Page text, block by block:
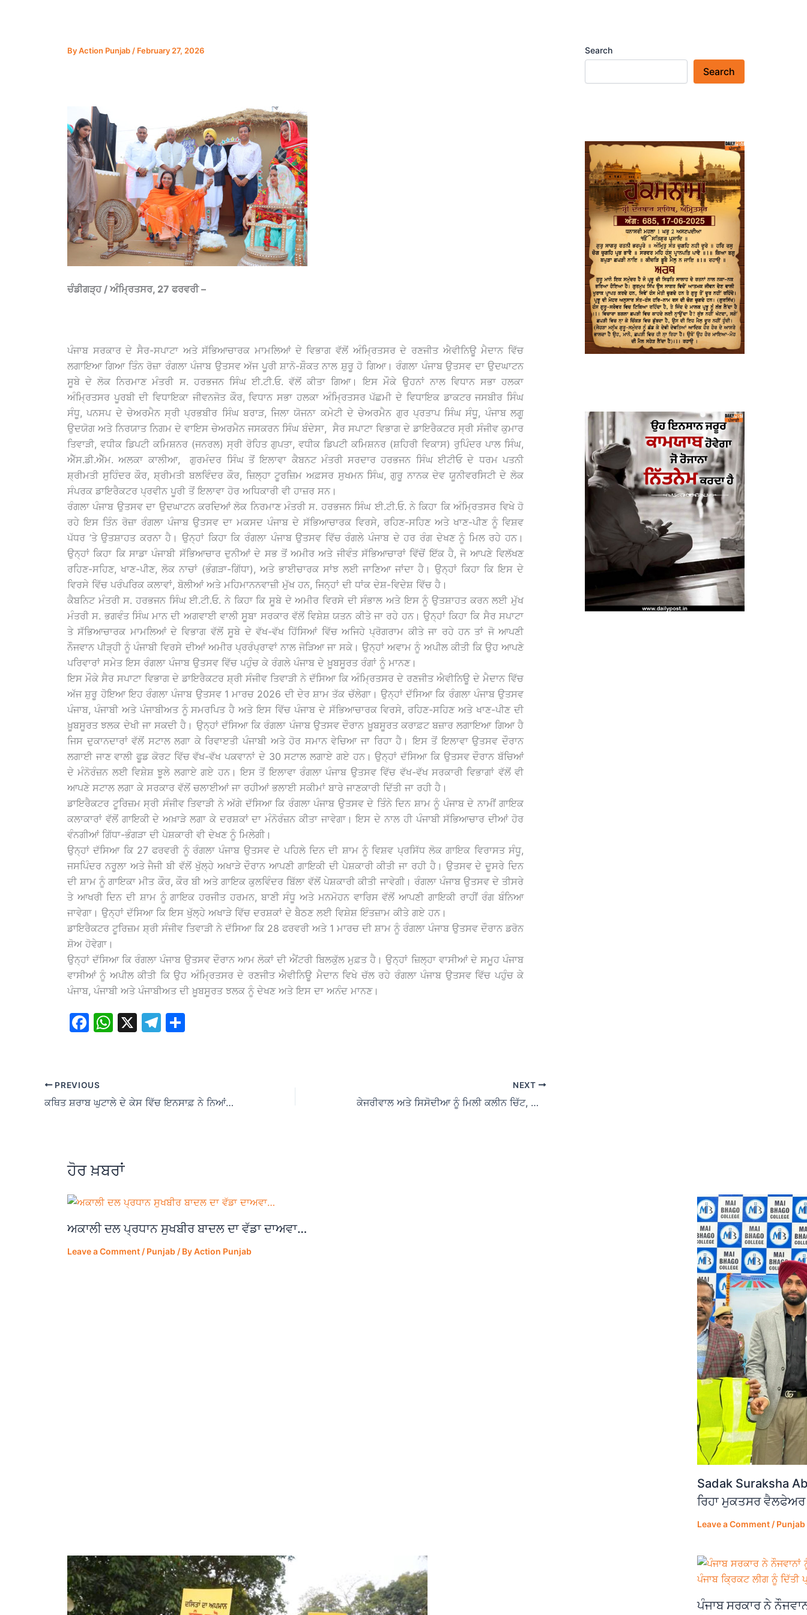
ByAction Punjab / February 27, 2026
ਚੰਡੀਗੜ੍ਹ / ਅੰਮ੍ਰਿਤਸਰ, 27 ਫਰਵਰੀ –
ਪੰਜਾਬ ਸਰਕਾਰ ਦੇ ਸੈਰ-ਸਪਾਟਾ ਅਤੇ ਸੱਭਿਆਚਾਰਕ ਮਾਮਲਿਆਂ ਦੇ ਵਿਭਾਗ ਵੱਲੋਂ ਅੰਮ੍ਰਿਤਸਰ ਦੇ ਰਣਜੀਤ ਐਵੀਨਿਊ ਮੈਦਾਨ ਵਿੱਚ
ਲਗਾਇਆ ਗਿਆ ਤਿੰਨ ਰੋਜ਼ਾ ਰੰਗਲਾ ਪੰਜਾਬ ਉਤਸਵ ਅੱਜ ਪੂਰੀ ਸ਼ਾਨੋ-ਸ਼ੌਕਤ ਨਾਲ ਸ਼ੁਰੂ ਹੋ ਗਿਆ। ਰੰਗਲਾ ਪੰਜਾਬ ਉਤਸਵ ਦਾ ਉਦਘਾਟਨ
ਸੂਬੇ ਦੇ ਲੋਕ ਨਿਰਮਾਣ ਮੰਤਰੀ ਸ. ਹਰਭਜਨ ਸਿੰਘ ਈ.ਟੀ.ਓ. ਵੱਲੋਂ ਕੀਤਾ ਗਿਆ। ਇਸ ਮੌਕੇ ਉਹਨਾਂ ਨਾਲ ਵਿਧਾਨ ਸਭਾ ਹਲਕਾ
ਅੰਮ੍ਰਿਤਸਰ ਪੂਰਬੀ ਦੀ ਵਿਧਾਇਕਾ ਜੀਵਨਜੋਤ ਕੌਰ, ਵਿਧਾਨ ਸਭਾ ਹਲਕਾ ਅੰਮ੍ਰਿਤਸਰ ਪੱਛਮੀ ਦੇ ਵਿਧਾਇਕ ਡਾਕਟਰ ਜਸਬੀਰ ਸਿੰਘ
ਸੰਧੂ, ਪਨਸਪ ਦੇ ਚੇਅਰਮੈਨ ਸ੍ਰੀ ਪ੍ਰਭਬੀਰ ਸਿੰਘ ਬਰਾੜ, ਜਿਲਾ ਯੋਜਨਾ ਕਮੇਟੀ ਦੇ ਚੇਅਰਮੈਨ ਗੁਰ ਪ੍ਰਤਾਪ ਸਿੰਘ ਸੰਧੂ, ਪੰਜਾਬ ਲਗੂ
ਉਦਯੋਗ ਅਤੇ ਨਿਰਯਾਤ ਨਿਗਮ ਦੇ ਵਾਇਸ ਚੇਅਰਮੈਨ ਜਸਕਰਨ ਸਿੰਘ ਬੰਦੇਸਾ, ਸੈਰ ਸਪਾਟਾ ਵਿਭਾਗ ਦੇ ਡਾਇਰੈਕਟਰ ਸ੍ਰੀ ਸੰਜੀਵ ਕੁਮਾਰ
ਤਿਵਾੜੀ, ਵਧੀਕ ਡਿਪਟੀ ਕਮਿਸ਼ਨਰ (ਜਨਰਲ) ਸ੍ਰੀ ਰੋਹਿਤ ਗੁਪਤਾ, ਵਧੀਕ ਡਿਪਟੀ ਕਮਿਸ਼ਨਰ (ਸ਼ਹਿਰੀ ਵਿਕਾਸ) ਰੁਪਿੰਦਰ ਪਾਲ ਸਿੰਘ,
ਐੱਸ.ਡੀ.ਐੱਮ. ਅਲਕਾ ਕਾਲੀਆ, ਗੁਰਮੰਦਰ ਸਿੰਘ ਤੋਂ ਇਲਾਵਾ ਕੈਬਨਟ ਮੰਤਰੀ ਸਰਦਾਰ ਹਰਭਜਨ ਸਿੰਘ ਈਟੀਓ ਦੇ ਧਰਮ ਪਤਨੀ
ਸ਼੍ਰੀਮਤੀ ਸੁਹਿੰਦਰ ਕੌਰ, ਸ਼੍ਰੀਮਤੀ ਬਲਵਿੰਦਰ ਕੌਰ, ਜ਼ਿਲ੍ਹਾ ਟੂਰਜ਼ਿਮ ਅਫ਼ਸਰ ਸੁਖਮਨ ਸਿੰਘ, ਗੁਰੂ ਨਾਨਕ ਦੇਵ ਯੂਨੀਵਰਸਿਟੀ ਦੇ ਲੋਕ
ਸੰਪਰਕ ਡਾਇਰੈਕਟਰ ਪ੍ਰਵੀਨ ਪੂਰੀ ਤੋਂ ਇਲਾਵਾ ਹੋਰ ਅਧਿਕਾਰੀ ਵੀ ਹਾਜ਼ਰ ਸਨ।
ਰੰਗਲਾ ਪੰਜਾਬ ਉਤਸਵ ਦਾ ਉਦਘਾਟਨ ਕਰਦਿਆਂ ਲੋਕ ਨਿਰਮਾਣ ਮੰਤਰੀ ਸ. ਹਰਭਜਨ ਸਿੰਘ ਈ.ਟੀ.ਓ. ਨੇ ਕਿਹਾ ਕਿ ਅੰਮ੍ਰਿਤਸਰ ਵਿਖੇ ਹੋ
ਰਹੇ ਇਸ ਤਿੰਨ ਰੋਜ਼ਾ ਰੰਗਲਾ ਪੰਜਾਬ ਉਤਸਵ ਦਾ ਮਕਸਦ ਪੰਜਾਬ ਦੇ ਸੱਭਿਆਚਾਰਕ ਵਿਰਸੇ, ਰਹਿਣ-ਸਹਿਣ ਅਤੇ ਖਾਣ-ਪੀਣ ਨੂੰ ਵਿਸ਼ਵ
ਪੱਧਰ ’ਤੇ ਉਤਸ਼ਾਹਤ ਕਰਨਾ ਹੈ। ਉਨ੍ਹਾਂ ਕਿਹਾ ਕਿ ਰੰਗਲਾ ਪੰਜਾਬ ਉਤਸਵ ਵਿੱਚ ਰੰਗਲੇ ਪੰਜਾਬ ਦੇ ਹਰ ਰੰਗ ਦੇਖਣ ਨੂੰ ਮਿਲ ਰਹੇ ਹਨ।
ਉਨ੍ਹਾਂ ਕਿਹਾ ਕਿ ਸਾਡਾ ਪੰਜਾਬੀ ਸੱਭਿਆਚਾਰ ਦੁਨੀਆਂ ਦੇ ਸਭ ਤੋਂ ਅਮੀਰ ਅਤੇ ਜੀਵੰਤ ਸੱਭਿਆਚਾਰਾਂ ਵਿੱਚੋਂ ਇੱਕ ਹੈ, ਜੋ ਆਪਣੇ ਵਿਲੱਖਣ
ਰਹਿਣ-ਸਹਿਣ, ਖਾਣ-ਪੀਣ, ਲੋਕ ਨਾਚਾਂ (ਭੰਗੜਾ-ਗਿੱਧਾ), ਅਤੇ ਭਾਈਚਾਰਕ ਸਾਂਝ ਲਈ ਜਾਣਿਆ ਜਾਂਦਾ ਹੈ। ਉਨ੍ਹਾਂ ਕਿਹਾ ਕਿ ਇਸ ਦੇ
ਵਿਰਸੇ ਵਿੱਚ ਪਰੰਪਰਿਕ ਕਲਾਵਾਂ, ਬੋਲੀਆਂ ਅਤੇ ਮਹਿਮਾਨਨਵਾਜ਼ੀ ਮੁੱਖ ਹਨ, ਜਿਨ੍ਹਾਂ ਦੀ ਧਾਂਕ ਦੇਸ਼-ਵਿਦੇਸ਼ ਵਿੱਚ ਹੈ।
ਕੈਬਨਿਟ ਮੰਤਰੀ ਸ. ਹਰਭਜਨ ਸਿੰਘ ਈ.ਟੀ.ਓ. ਨੇ ਕਿਹਾ ਕਿ ਸੂਬੇ ਦੇ ਅਮੀਰ ਵਿਰਸੇ ਦੀ ਸੰਭਾਲ ਅਤੇ ਇਸ ਨੂੰ ਉਤਸ਼ਾਹਤ ਕਰਨ ਲਈ ਮੁੱਖ
ਮੰਤਰੀ ਸ. ਭਗਵੰਤ ਸਿੰਘ ਮਾਨ ਦੀ ਅਗਵਾਈ ਵਾਲੀ ਸੂਬਾ ਸਰਕਾਰ ਵੱਲੋਂ ਵਿਸ਼ੇਸ਼ ਯਤਨ ਕੀਤੇ ਜਾ ਰਹੇ ਹਨ। ਉਨ੍ਹਾਂ ਕਿਹਾ ਕਿ ਸੈਰ ਸਪਾਟਾ
ਤੇ ਸੱਭਿਆਚਾਰਕ ਮਾਮਲਿਆਂ ਦੇ ਵਿਭਾਗ ਵੱਲੋਂ ਸੂਬੇ ਦੇ ਵੱਖ-ਵੱਖ ਹਿੱਸਿਆਂ ਵਿੱਚ ਅਜਿਹੇ ਪ੍ਰੋਗਰਾਮ ਕੀਤੇ ਜਾ ਰਹੇ ਹਨ ਤਾਂ ਜੋ ਆਪਣੀ
ਨੌਜਵਾਨ ਪੀੜ੍ਹੀ ਨੂੰ ਪੰਜਾਬੀ ਵਿਰਸੇ ਦੀਆਂ ਅਮੀਰ ਪ੍ਰਰੰਪ੍ਰਾਵਾਂ ਨਾਲ ਜੋੜਿਆ ਜਾ ਸਕੇ। ਉਨ੍ਹਾਂ ਅਵਾਮ ਨੂੰ ਅਪੀਲ ਕੀਤੀ ਕਿ ਉਹ ਆਪਣੇ
ਪਰਿਵਾਰਾਂ ਸਮੇਤ ਇਸ ਰੰਗਲਾ ਪੰਜਾਬ ਉਤਸਵ ਵਿੱਚ ਪਹੁੰਚ ਕੇ ਰੰਗਲੇ ਪੰਜਾਬ ਦੇ ਖ਼ੂਬਸੂਰਤ ਰੰਗਾਂ ਨੂੰ ਮਾਨਣ।
ਇਸ ਮੌਕੇ ਸੈਰ ਸਪਾਟਾ ਵਿਭਾਗ ਦੇ ਡਾਇਰੈਕਟਰ ਸ਼੍ਰੀ ਸੰਜੀਵ ਤਿਵਾੜੀ ਨੇ ਦੱਸਿਆ ਕਿ ਅੰਮ੍ਰਿਤਸਰ ਦੇ ਰਣਜੀਤ ਐਵੀਨਿਊ ਦੇ ਮੈਦਾਨ ਵਿੱਚ
ਅੱਜ ਸ਼ੁਰੂ ਹੋਇਆ ਇਹ ਰੰਗਲਾ ਪੰਜਾਬ ਉਤਸਵ 1 ਮਾਰਚ 2026 ਦੀ ਦੇਰ ਸ਼ਾਮ ਤੱਕ ਚੱਲੇਗਾ। ਉਨ੍ਹਾਂ ਦੱਸਿਆ ਕਿ ਰੰਗਲਾ ਪੰਜਾਬ ਉਤਸਵ
ਪੰਜਾਬ, ਪੰਜਾਬੀ ਅਤੇ ਪੰਜਾਬੀਅਤ ਨੂੰ ਸਮਰਪਿਤ ਹੈ ਅਤੇ ਇਸ ਵਿੱਚ ਪੰਜਾਬ ਦੇ ਸੱਭਿਆਚਾਰਕ ਵਿਰਸੇ, ਰਹਿਣ-ਸਹਿਣ ਅਤੇ ਖਾਣ-ਪੀਣ ਦੀ
ਖ਼ੂਬਸੂਰਤ ਝਲਕ ਦੇਖੀ ਜਾ ਸਕਦੀ ਹੈ। ਉਨ੍ਹਾਂ ਦੱਸਿਆ ਕਿ ਰੰਗਲਾ ਪੰਜਾਬ ਉਤਸਵ ਦੌਰਾਨ ਖ਼ੂਬਸੂਰਤ ਕਰਾਫ਼ਟ ਬਜ਼ਾਰ ਲਗਾਇਆ ਗਿਆ ਹੈ
ਜਿਸ ਦੁਕਾਨਦਾਰਾਂ ਵੱਲੋਂ ਸਟਾਲ ਲਗਾ ਕੇ ਰਿਵਾੲਤੀ ਪੰਜਾਬੀ ਅਤੇ ਹੋਰ ਸਮਾਨ ਵੇਚਿਆ ਜਾ ਰਿਹਾ ਹੈ। ਇਸ ਤੋਂ ਇਲਾਵਾ ਉਤਸਵ ਦੌਰਾਨ
ਲਗਾਈ ਜਾਣ ਵਾਲੀ ਫੂਡ ਕੋਰਟ ਵਿੱਚ ਵੱਖ-ਵੱਖ ਪਕਵਾਨਾਂ ਦੇ 30 ਸਟਾਲ ਲਗਾਏ ਗਏ ਹਨ। ਉਨ੍ਹਾਂ ਦੱਸਿਆ ਕਿ ਉਤਸਵ ਦੌਰਾਨ ਬੱਚਿਆਂ
ਦੇ ਮੰਨੋਰੰਜ਼ਨ ਲਈ ਵਿਸ਼ੇਸ਼ ਝੂਲੇ ਲਗਾਏ ਗਏ ਹਨ। ਇਸ ਤੋਂ ਇਲਾਵਾ ਰੰਗਲਾ ਪੰਜਾਬ ਉਤਸਵ ਵਿੱਚ ਵੱਖ-ਵੱਖ ਸਰਕਾਰੀ ਵਿਭਾਗਾਂ ਵੱਲੋਂ ਵੀ
ਆਪਣੇ ਸਟਾਲ ਲਗਾ ਕੇ ਸਰਕਾਰ ਵੱਲੋਂ ਚਲਾਈਆਂ ਜਾ ਰਹੀਆਂ ਭਲਾਈ ਸਕੀਮਾਂ ਬਾਰੇ ਜਾਣਕਾਰੀ ਦਿੱਤੀ ਜਾ ਰਹੀ ਹੈ।
ਡਾਇਰੈਕਟਰ ਟੂਰਿਜ਼ਮ ਸ੍ਰੀ ਸੰਜੀਵ ਤਿਵਾੜੀ ਨੇ ਅੱਗੇ ਦੱਸਿਆ ਕਿ ਰੰਗਲਾ ਪੰਜਾਬ ਉਤਸਵ ਦੇ ਤਿੰਨੇ ਦਿਨ ਸ਼ਾਮ ਨੂੰ ਪੰਜਾਬ ਦੇ ਨਾਮੀਂ ਗਾਇਕ
ਕਲਾਕਾਰਾਂ ਵੱਲੋਂ ਗਾਇਕੀ ਦੇ ਅਖ਼ਾੜੇ ਲਗਾ ਕੇ ਦਰਸ਼ਕਾਂ ਦਾ ਮੰਨੋਰੰਜ਼ਨ ਕੀਤਾ ਜਾਵੇਗਾ। ਇਸ ਦੇ ਨਾਲ ਹੀ ਪੰਜਾਬੀ ਸੱਭਿਆਚਾਰ ਦੀਆਂ ਹੋਰ
ਵੰਨਗੀਆਂ ਗਿੱਧਾ-ਭੰਗੜਾ ਦੀ ਪੇਸ਼ਕਾਰੀ ਵੀ ਦੇਖਣ ਨੂੰ ਮਿਲੇਗੀ।
ਉਨ੍ਹਾਂ ਦੱਸਿਆ ਕਿ 27 ਫਰਵਰੀ ਨੂੰ ਰੰਗਲਾ ਪੰਜਾਬ ਉਤਸਵ ਦੇ ਪਹਿਲੇ ਦਿਨ ਦੀ ਸ਼ਾਮ ਨੂੰ ਵਿਸ਼ਵ ਪ੍ਰਸਿੱਧ ਲੋਕ ਗਾਇਕ ਵਿਰਾਸਤ ਸੰਧੂ,
ਜਸਪਿੰਦਰ ਨਰੂਲਾ ਅਤੇ ਜੈਜੀ ਬੀ ਵੱਲੋਂ ਖੁੱਲ੍ਹੇ ਅਖਾੜੇ ਦੌਰਾਨ ਆਪਣੀ ਗਾਇਕੀ ਦੀ ਪੇਸ਼ਕਾਰੀ ਕੀਤੀ ਜਾ ਰਹੀ ਹੈ। ਉਤਸਵ ਦੇ ਦੂਸਰੇ ਦਿਨ
ਦੀ ਸ਼ਾਮ ਨੂੰ ਗਾਇਕਾ ਮੀਤ ਕੌਰ, ਕੌਰ ਬੀ ਅਤੇ ਗਾਇਕ ਕੁਲਵਿੰਦਰ ਬਿੱਲਾ ਵੱਲੋਂ ਪੇਸ਼ਕਾਰੀ ਕੀਤੀ ਜਾਵੇਗੀ। ਰੰਗਲਾ ਪੰਜਾਬ ਉਤਸਵ ਦੇ ਤੀਸਰੇ
ਤੇ ਆਖਰੀ ਦਿਨ ਦੀ ਸ਼ਾਮ ਨੂੰ ਗਾਇਕ ਹਰਜੀਤ ਹਰਮਨ, ਬਾਣੀ ਸੰਧੂ ਅਤੇ ਮਨਮੋਹਨ ਵਾਰਿਸ ਵੱਲੋਂ ਆਪਣੀ ਗਾਇਕੀ ਰਾਹੀਂ ਰੰਗ ਬੰਨਿਆ
ਜਾਵੇਗਾ। ਉਨ੍ਹਾਂ ਦੱਸਿਆ ਕਿ ਇਸ ਖੁੱਲ੍ਹੇ ਅਖਾੜੇ ਵਿੱਚ ਦਰਸ਼ਕਾਂ ਦੇ ਬੈਠਣ ਲਈ ਵਿਸ਼ੇਸ਼ ਇੰਤਜ਼ਾਮ ਕੀਤੇ ਗਏ ਹਨ।
ਡਾਇਰੈਕਟਰ ਟੂਰਿਜ਼ਮ ਸ਼੍ਰੀ ਸੰਜੀਵ ਤਿਵਾੜੀ ਨੇ ਦੱਸਿਆ ਕਿ 28 ਫਰਵਰੀ ਅਤੇ 1 ਮਾਰਚ ਦੀ ਸ਼ਾਮ ਨੂੰ ਰੰਗਲਾ ਪੰਜਾਬ ਉਤਸਵ ਦੌਰਾਨ ਡਰੋਨ
ਸ਼ੋਅ ਹੋਵੇਗਾ।
ਉਨ੍ਹਾਂ ਦੱਸਿਆ ਕਿ ਰੰਗਲਾ ਪੰਜਾਬ ਉਤਸਵ ਦੌਰਾਨ ਆਮ ਲੋਕਾਂ ਦੀ ਐਂਟਰੀ ਬਿਲਕੁੱਲ ਮੁਫ਼ਤ ਹੈ। ਉਨ੍ਹਾਂ ਜ਼ਿਲ੍ਹਾ ਵਾਸੀਆਂ ਦੇ ਸਮੂਹ ਪੰਜਾਬ
ਵਾਸੀਆਂ ਨੂੰ ਅਪੀਲ ਕੀਤੀ ਕਿ ਉਹ ਅੰਮ੍ਰਿਤਸਰ ਦੇ ਰਣਜੀਤ ਐਵੀਨਿਊ ਮੈਦਾਨ ਵਿਖੇ ਚੱਲ ਰਹੇ ਰੰਗਲਾ ਪੰਜਾਬ ਉਤਸਵ ਵਿੱਚ ਪਹੁੰਚ ਕੇ
ਪੰਜਾਬ, ਪੰਜਾਬੀ ਅਤੇ ਪੰਜਾਬੀਅਤ ਦੀ ਖ਼ੂਬਸੂਰਤ ਝਲਕ ਨੂੰ ਦੇਖਣ ਅਤੇ ਇਸ ਦਾ ਅਨੰਦ ਮਾਨਣ।
F
e
b
W
A
X
T
a
PREVIOUS
ਕਥਿਤ ਸ਼ਰਾਬ ਘੁਟਾਲੇ ਦੇ ਕੇਸ ਵਿੱਚ ਇਨਸਾਫ਼ ਨੇ ਨਿਆਂਪਾਲਿਕਾ ਵਿੱਚ ਆਮ ਆਦਮੀ ਦਾ ਵਿਸ਼ਵਾਸ ਮੁੜ ਬਹਾਲ ਕੀਤਾ: ਬਲਤੇਜ ਪੰਨੂ
NEXT
ਕੇਜਰੀਵਾਲ ਅਤੇ ਸਿਸੋਦੀਆ ਨੂੰ ਮਿਲੀ ਕਲੀਨ ਚਿੱਟ, ਇਮਾਨਦਾਰ ਰਾਜਨੀਤੀ ਦੀ ਜਿੱਤ: ਹਰਦੀਪ ਸਿੰਘ ਮੁੰਡੀਆਂ
ਹੋਰ ਖ਼ਬਰਾਂ
ਅਕਾਲੀ ਦਲ ਪ੍ਰਧਾਨ ਸੁਖਬੀਰ ਬਾਦਲ ਦਾ ਵੱਡਾ ਦਾਅਵਾ…
Leave a Comment / Punjab / ByAction Punjab
Sadak Suraksha
ਰਿਹਾ ਮੁਕਤਸਰ
Leave a Comment / Punjab
ਪੰਜਾਬ ਸਰਕਾਰ ਨੇ
Search
Search